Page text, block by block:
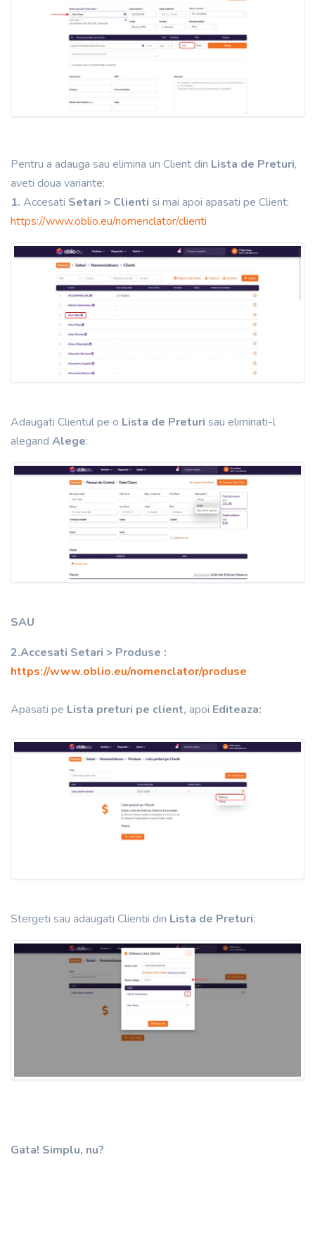
Pentru a adauga sau elimina un Client din Lista de Preturi,
aveti doua variante:
1. Accesati Setari > Clienti si mai apoi apasati pe Client:
https://www.oblio.eu/nomenclator/clienti
Adaugati Clientul pe o Lista de Preturi sau eliminati-l
alegand Alege:
SAU
2.Accesati Setari > Produse :
https://www.oblio.eu/nomenclator/produse
Apasati pe Lista preturi pe client, apoi Editeaza:
Stergeti sau adaugati Clientii din Lista de Preturi:
Gata! Simplu, nu?